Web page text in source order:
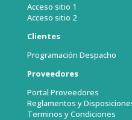
Acceso sitio 1
Acceso sitio 2
Clientes
Programación Despacho
Proveedores
Portal Proveedores
Reglamentos y
Terminos y Condiciones